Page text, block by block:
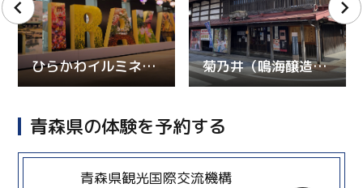
ひらかわイルミネーションプロムナード 菊乃井（鳴海醸造店）
青森県の体験を予約する
青森県観光国際交流機構
more